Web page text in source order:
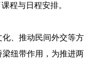
程与日程安排。
、推动民间外交等方
纽带作用，为推进两